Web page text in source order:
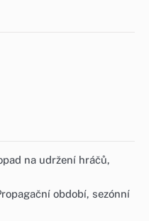
na udržení hráčů,
období, sezónní